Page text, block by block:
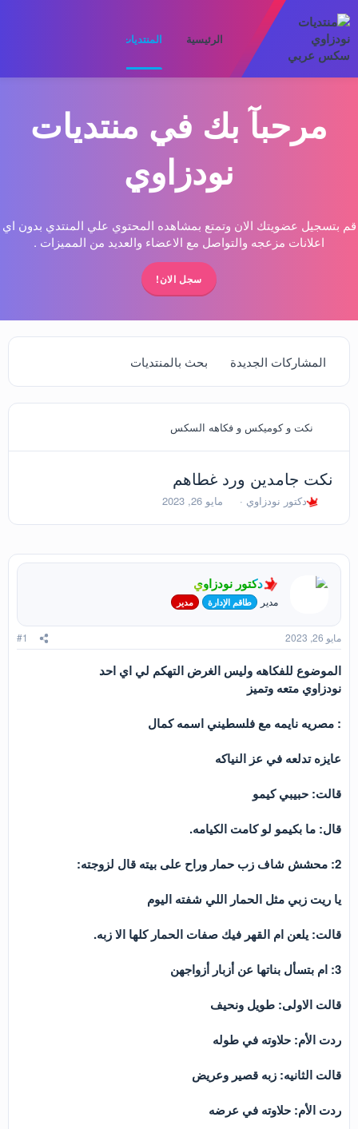
الرئيسية المنتديات
مرحبآ بك في منتديات
نودزاوي
قم بتسجيل عضويتك الان وتمتع بمشاهده المحتوي علي المنتدي بدون اي
اعلانات مزعجه والتواصل مع الاعضاء والعديد من المميزات .
سجل الان!
المشاركات الجديدة بحث بالمنتديات
نكت و كوميكس و فكاهه السكس
نكت جامدين ورد غطاهم
ب
د
ا
م
و
ع
دكتور نودزاوي
ت
ر
خ
ل
ب
د
ء
مايو 26, 2023
دكتور نودزاوي
مدير طاقم الإدارة مدير
مايو 26, 2023 #1
الموضوع للفكاهه وليس الغرض التهكم لي اي احد
نودزاوي متعه وتميز
: مصريه نايمه مع فلسطيني اسمه كمال
عايزه تدلعه في عز النياكه
قالت: حبيبي كيمو
قال: ما بكيمو لو كامت الكيامه.
2: محشش شاف زب حمار وراح على بيته قال لزوجته:
يا ريت زبي مثل الحمار اللي شفته اليوم
قالت: يلعن ام القهر فيك صفات الحمار كلها الا زبه.
3: ام بتسأل بناتها عن أزبار أزواجهن
قالت الاولى: طويل ونحيف
ردت الأم: حلاوته في طوله
قالت الثانيه: زبه قصير وعريض
ردت الأم: حلاوته في عرضه